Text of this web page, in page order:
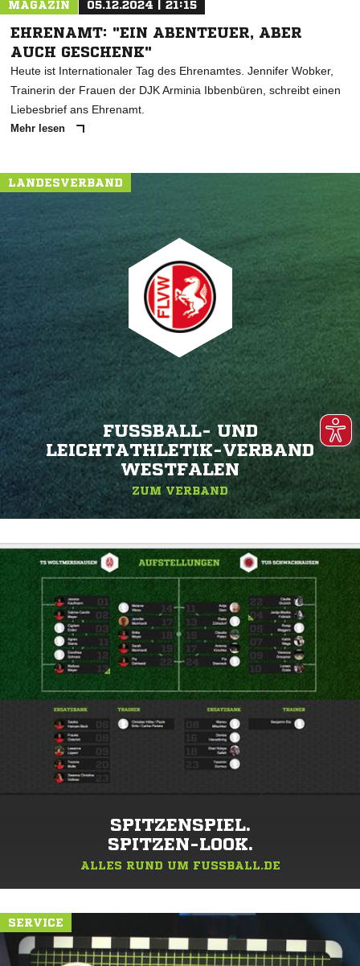
MAGAZIN 05.12.2024 | 21:15
EHRENAMT: "EIN ABENTEUER, ABER
AUCH GESCHENK"
Heute ist Internationaler Tag des Ehrenamtes. Jennifer Wobker,
Trainerin der Frauen der DJK Arminia Ibbenbüren, schreibt einen
Liebesbrief ans Ehrenamt.
Mehr lesen
LANDESVERBAND
FUSSBALL- UND L
EICHTATHLETIK-VERBAND W
ESTFALEN
ZUM VERBAND
SPITZENSPIEL.
SPITZEN-LOOK.
ALLES RUND UM FUSSBALL.DE
SERVICE